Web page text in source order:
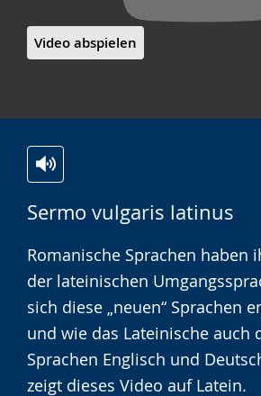
Video abspielen
Sermo vulgaris latinus
Leichten
Sprache
wechseln.
Audio-
Unterstützung.
Video
in
Deutscher
Gebärdensprache
wird
angezeigt.
Romanische Sprachen haben
der lateinischen
sich diese „neuen“ Sprachen
und wie das Lateinische auch
Sprachen Englisch und
zeigt dieses Video auf Latein.